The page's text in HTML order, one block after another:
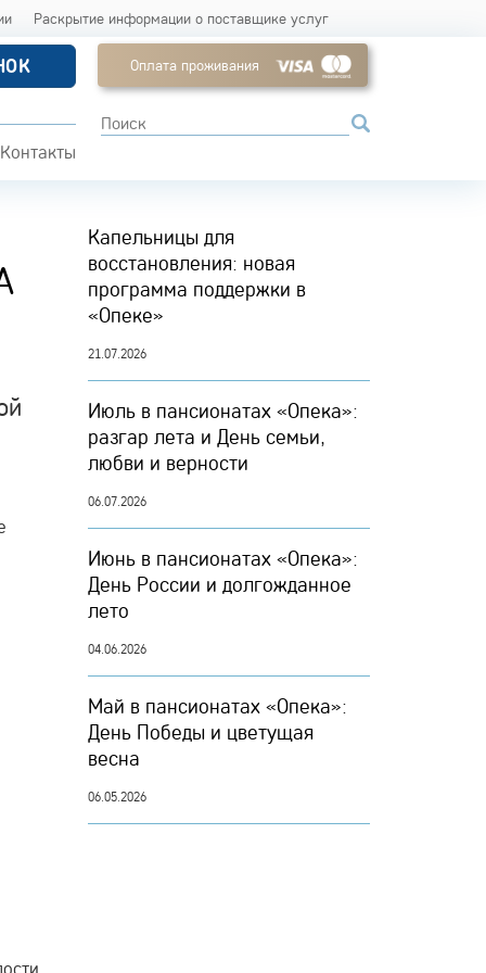
Раскрытие информации о поставщике услуг
Контакты
Оплата проживания
Капельницы для
восстановления: новая
программа поддержки в
«Опеке»
21.07.2026
Июль в пансионатах «Опека»:
разгар лета и День семьи,
любви и верности
06.07.2026
Июнь в пансионатах «Опека»:
День России и долгожданное
лето
04.06.2026
Май в пансионатах «Опека»:
День Победы и цветущая
весна
06.05.2026